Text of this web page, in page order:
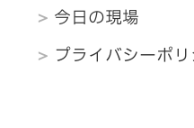
今日の現場
プライバシーポ